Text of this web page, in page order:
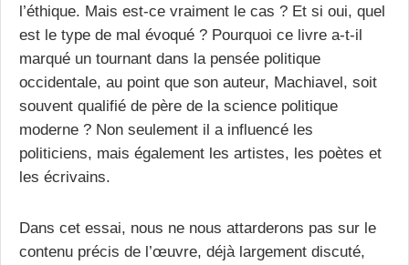
l’éthique. Mais est-ce vraiment le cas ? Et si oui, quel
est le type de mal évoqué ? Pourquoi ce livre a-t-il
marqué un tournant dans la pensée politique
occidentale, au point que son auteur, Machiavel, soit
souvent qualifié de père de la science politique
moderne ? Non seulement il a influencé les
politiciens, mais également les artistes, les poètes et
les écrivains.
Dans cet essai, nous ne nous attarderons pas sur le
contenu précis de l’œuvre, déjà largement discuté,